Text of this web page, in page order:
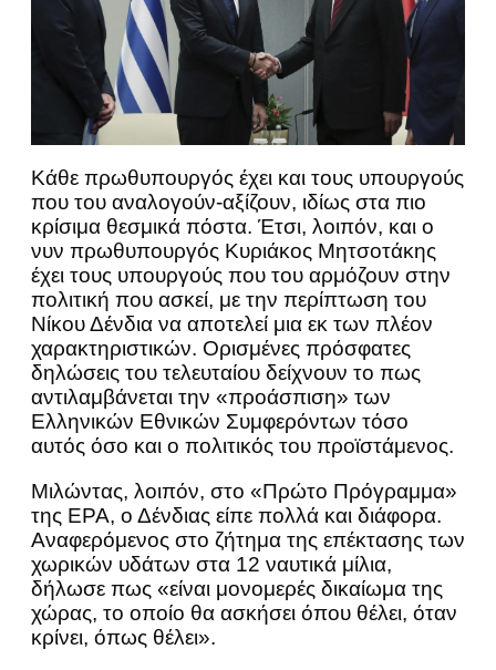
Κάθε πρωθυπουργός έχει και τους υπουργούς
που του αναλογούν-αξίζουν, ιδίως στα πιο
κρίσιμα θεσμικά πόστα. Έτσι, λοιπόν, και ο
νυν πρωθυπουργός Κυριάκος Μητσοτάκης
έχει τους υπουργούς που του αρμόζουν στην
πολιτική που ασκεί, με την περίπτωση του
Νίκου Δένδια να αποτελεί μια εκ των πλέον
χαρακτηριστικών. Ορισμένες πρόσφατες
δηλώσεις του τελευταίου δείχνουν το πως
αντιλαμβάνεται την «προάσπιση» των
Ελληνικών Εθνικών Συμφερόντων τόσο
αυτός όσο και ο πολιτικός του προϊστάμενος.
Μιλώντας, λοιπόν, στο «Πρώτο Πρόγραμμα»
της ΕΡΑ, ο Δένδιας είπε πολλά και διάφορα.
Αναφερόμενος στο ζήτημα της επέκτασης των
χωρικών υδάτων στα 12 ναυτικά μίλια,
δήλωσε πως «είναι μονομερές δικαίωμα της
χώρας, το οποίο θα ασκήσει όπου θέλει, όταν
κρίνει, όπως θέλει».